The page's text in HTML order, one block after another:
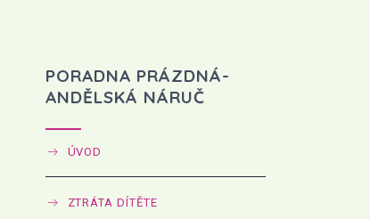
PORADNA PRÁZDNÁ-
ANDĚLSKÁ NÁRUČ
ÚVOD
ZTRÁTA DÍTĚTE